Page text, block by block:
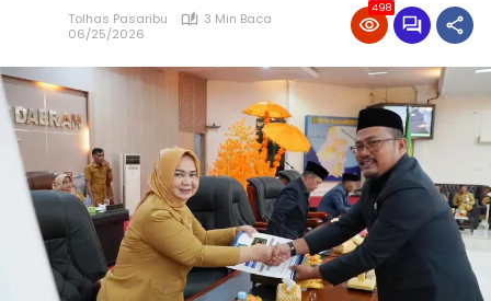
Tolhas Pasaribu
3 Min Baca
06/25/2026
498